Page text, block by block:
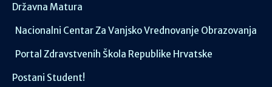
Državna Matura
Nacionalni Centar Za Vanjsko Vrednovanje Obrazovanja
Portal Zdravstvenih Škola Republike Hrvatske
Postani Student!